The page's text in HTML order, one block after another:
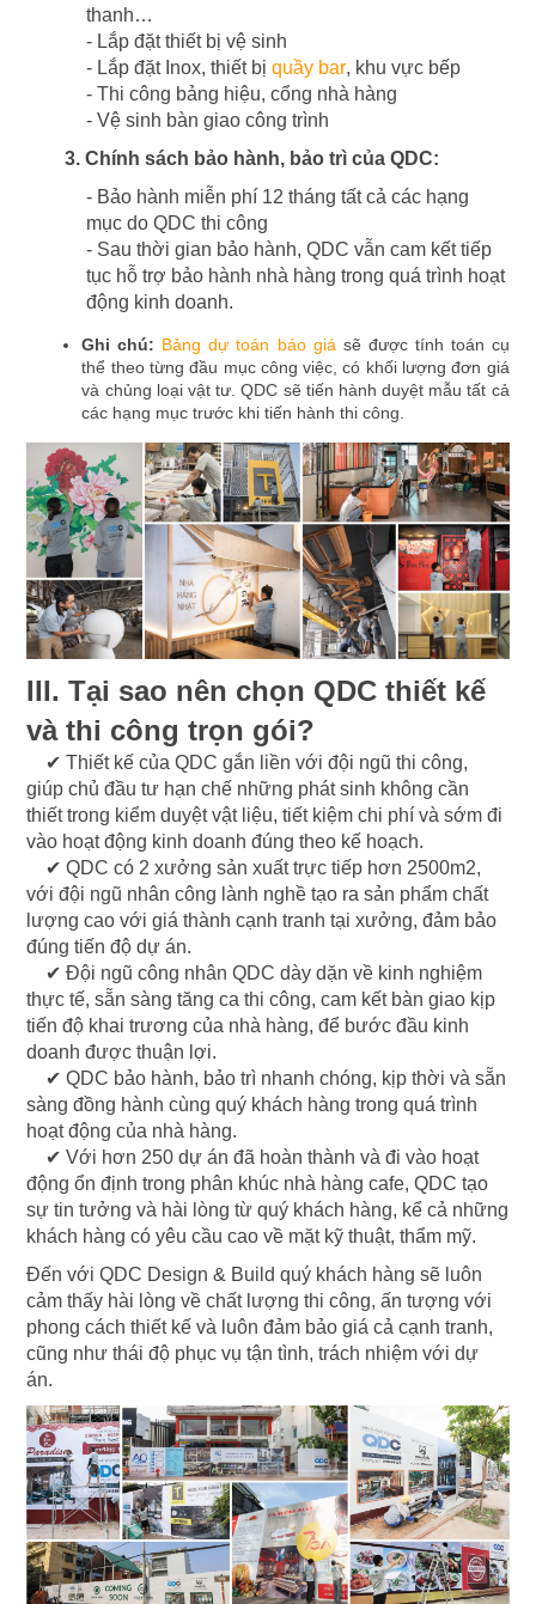
thanh…
- Lắp đặt thiết bị vệ sinh
- Lắp đặt Inox, thiết bịquầy bar, khu vực bếp
- Thi công bảng hiệu, cổng nhà hàng
- Vệ sinh bàn giao công trình
3. Chính sách bảo hành, bảo trì của QDC:
- Bảo hành miễn phí 12 tháng tất cả các hạng
mục do QDC thi công
- Sau thời gian bảo hành, QDC vẫn cam kết tiếp
tục hỗ trợ bảo hành nhà hàng trong quá trình hoạt
động kinh doanh.
Ghi chú: Bảng dự toán báo giá sẽ được tính toán cụ
thể theo từng đầu mục công việc, có khối lượng đơn giá
và chủng loại vật tư. QDC sẽ tiến hành duyệt mẫu tất cả
các hạng mục trước khi tiến hành thi công.
III. Tại sao nên chọn QDC thiết kế
và thi công trọn gói?
✔ Thiết kế của QDC gắn liền với đội ngũ thi công,
giúp chủ đầu tư hạn chế những phát sinh không cần
thiết trong kiểm duyệt vật liệu, tiết kiệm chi phí và sớm đi
vào hoạt động kinh doanh đúng theo kế hoạch.
✔ QDC có 2 xưởng sản xuất trực tiếp hơn 2500m2,
với đội ngũ nhân công lành nghề tạo ra sản phẩm chất
lượng cao với giá thành cạnh tranh tại xưởng, đảm bảo
đúng tiến độ dự án.
✔ Đội ngũ công nhân QDC dày dặn về kinh nghiệm
thực tế, sẵn sàng tăng ca thi công, cam kết bàn giao kịp
tiến độ khai trương của nhà hàng, để bước đầu kinh
doanh được thuận lợi.
✔ QDC bảo hành, bảo trì nhanh chóng, kịp thời và sẵn
sàng đồng hành cùng quý khách hàng trong quá trình
hoạt động của nhà hàng.
✔ Với hơn 250 dự án đã hoàn thành và đi vào hoạt
động ổn định trong phân khúc nhà hàng cafe, QDC tạo
sự tin tưởng và hài lòng từ quý khách hàng, kể cả những
khách hàng có yêu cầu cao về mặt kỹ thuật, thẩm mỹ.
Đến với QDC Design & Build quý khách hàng sẽ luôn
cảm thấy hài lòng về chất lượng thi công, ấn tượng với
phong cách thiết kế và luôn đảm bảo giá cả cạnh tranh,
cũng như thái độ phục vụ tận tình, trách nhiệm với dự
án.